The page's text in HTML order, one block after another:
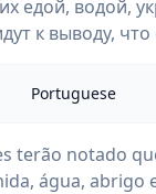
едой, водой,
к выводу,
Portuguese
terão notado
água, abrigo